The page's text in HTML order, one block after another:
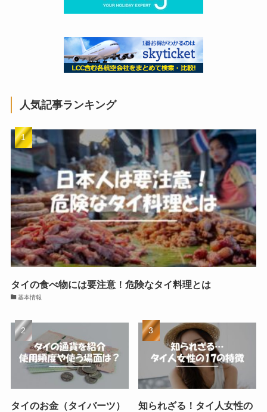
人気記事ランキング
タイの食べ物には要注意！危険なタイ料理とは
基本情報
タイのお金（タイバーツ）
知られざる！タイ人女性の